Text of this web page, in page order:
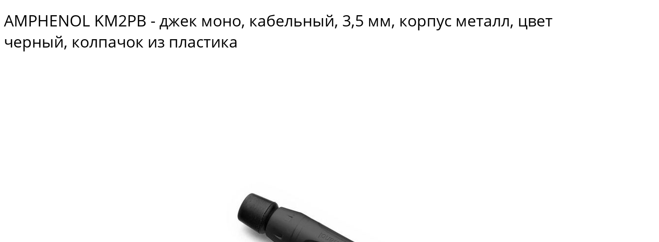
AMPHENOL KM2PB - джек моно, кабельный, 3,5 мм, корпус металл, цвет
черный, колпачок из пластика